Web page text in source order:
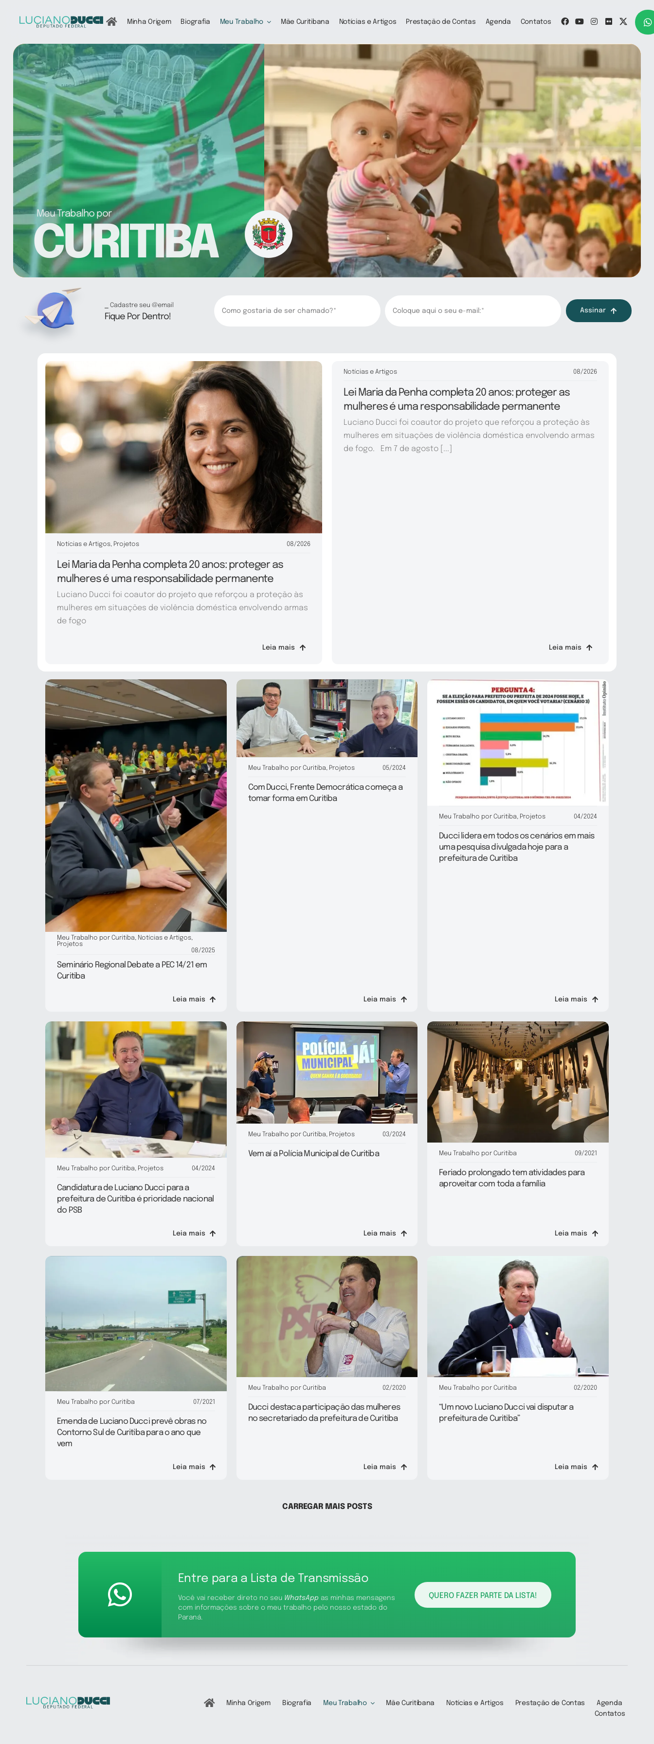
conteúdo
Minha Origem Biografia Meu Trabalho Mãe Curitibana Notícias e Artigos Prestação de Contas Agenda Contatos
Meu Trabalho por
CURITIBA
⎯ Cadastre seu @email
Fique Por Dentro!
Assinar
Notícias e Artigos, Projetos 08/2026
Lei Maria da Penha completa 20 anos: proteger as
mulheres é uma responsabilidade permanente
Luciano Ducci foi coautor do projeto que reforçou a proteção às
mulheres em situações de violência doméstica envolvendo armas
de fogo
Leia mais
Notícias e Artigos 08/2026
Lei Maria da Penha completa 20 anos: proteger as
mulheres é uma responsabilidade permanente
Luciano Ducci foi coautor do projeto que reforçou a proteção às
mulheres em situações de violência doméstica envolvendo armas
de fogo. Em 7 de agosto [...]
Leia mais
Meu Trabalho por Curitiba Notícias e Artigos
Projetos
08/2025
Seminário Regional Debate a PEC 14/21 em
Curitiba
Leia mais
Meu Trabalho por Curitiba Projetos 05/2024
Com Ducci, Frente Democrática começa a
tomar forma em Curitiba
Leia mais
Meu Trabalho por Curitiba, Projetos 04/2024
Ducci lidera em todos os cenários em mais
uma pesquisa divulgada hoje para a
prefeitura de Curitiba
Leia mais
Meu Trabalho por Curitiba, Projetos 04/2024
Candidatura de Luciano Ducci para a
prefeitura de Curitiba é prioridade nacional
do PSB
Leia mais
Meu Trabalho por Curitiba, Projetos 03/2024
Vem aí a Polícia Municipal de Curitiba
Leia mais
Meu Trabalho por Curitiba 09/2021
Feriado prolongado tem atividades para
aproveitar com toda a família
Leia mais
Meu Trabalho por Curitiba 07/2021
Emenda de Luciano Ducci prevê obras no
Contorno Sul de Curitiba para o ano que
vem
Leia mais
Meu Trabalho por Curitiba 02/2020
Ducci destaca participação das mulheres
no secretariado da prefeitura de Curitiba
Leia mais
Meu Trabalho por Curitiba 02/2020
“Um novo Luciano Ducci vai disputar a
prefeitura de Curitiba”
Leia mais
CARREGAR MAIS POSTS
Entre para a Lista de Transmissão
Você vai receber direto no seu WhatsApp as minhas mensagens
com informações sobre o meu trabalho pelo nosso estado do
Paraná.
QUERO FAZER PARTE DA LISTA!
Minha Origem Biografia Meu Trabalho Mãe Curitibana Notícias e Artigos Prestação de Contas
Agenda
Contatos